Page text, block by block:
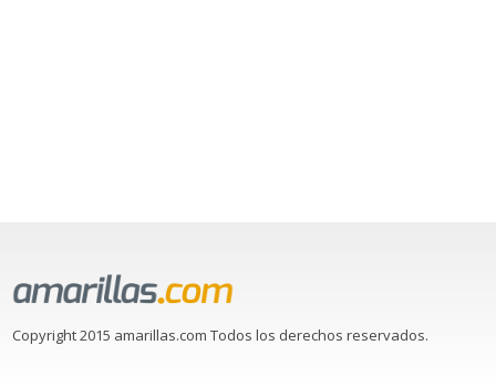
Copyright 2015 amarillas.com Todos los derechos reservados.